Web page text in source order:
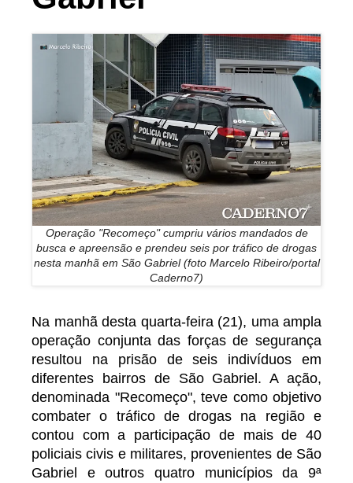
Operação "Recomeço" cumpriu vários mandados de
busca e apreensão e prendeu seis por tráfico de drogas
nesta manhã em São Gabriel (foto Marcelo Ribeiro/portal
Caderno7)
Na manhã desta quarta-feira (21), uma ampla
operação conjunta das forças de segurança
resultou na prisão de seis indivíduos em
diferentes bairros de São Gabriel. A ação,
denominada "Recomeço", teve como objetivo
combater o tráfico de drogas na região e
contou com a participação de mais de 40
policiais civis e militares, provenientes de São
Gabriel e outros quatro municípios da 9ª